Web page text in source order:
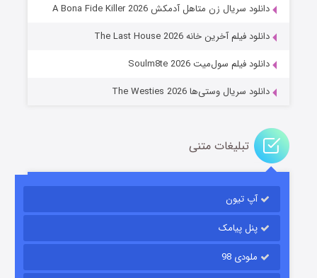
قسمت۲ (زیرنویس) منتشر شد
مردگان متحرک: شهر مرده ۳
دانلود سریال زن متاهل آدمکش A Bona Fide Killer 2026
دانلود فیلم آخرین خانه The Last House 2026
دانلود فیلم سول‌میت Soulm8te 2026
دانلود سریال وستی‌ها The Westies 2026
تبلیغات متنی
آپ تیون
پنل پیامک
ملودی 98